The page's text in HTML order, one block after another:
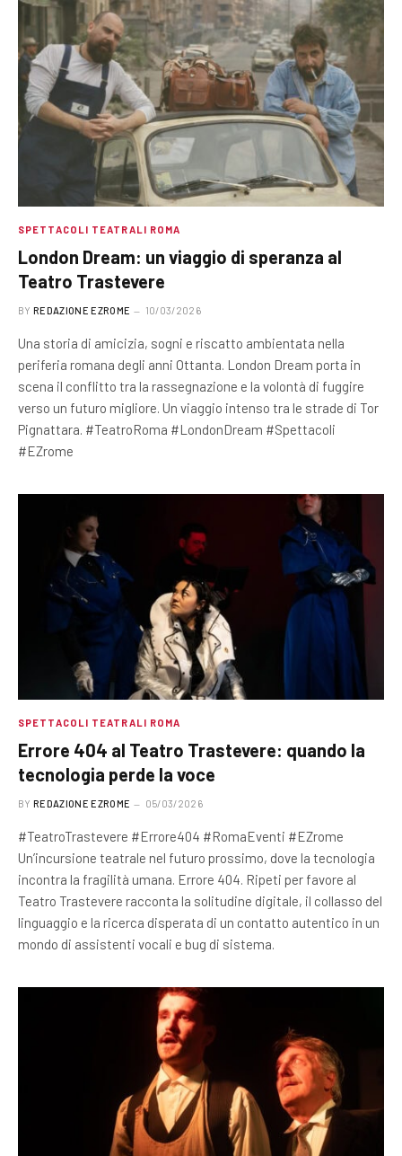
SPETTACOLI TEATRALI ROMA
London Dream: un viaggio di speranza al
Teatro Trastevere
BY REDAZIONE EZROME 10/03/2026
Una storia di amicizia, sogni e riscatto ambientata nella
periferia romana degli anni Ottanta. London Dream porta in
scena il conflitto tra la rassegnazione e la volontà di fuggire
verso un futuro migliore. Un viaggio intenso tra le strade di Tor
Pignattara. #TeatroRoma #LondonDream #Spettacoli
#EZrome
SPETTACOLI TEATRALI ROMA
Errore 404 al Teatro Trastevere: quando la
tecnologia perde la voce
BY REDAZIONE EZROME 05/03/2026
#TeatroTrastevere #Errore404 #RomaEventi #EZrome
Un’incursione teatrale nel futuro prossimo, dove la tecnologia
incontra la fragilità umana. Errore 404. Ripeti per favore al
Teatro Trastevere racconta la solitudine digitale, il collasso del
linguaggio e la ricerca disperata di un contatto autentico in un
mondo di assistenti vocali e bug di sistema.